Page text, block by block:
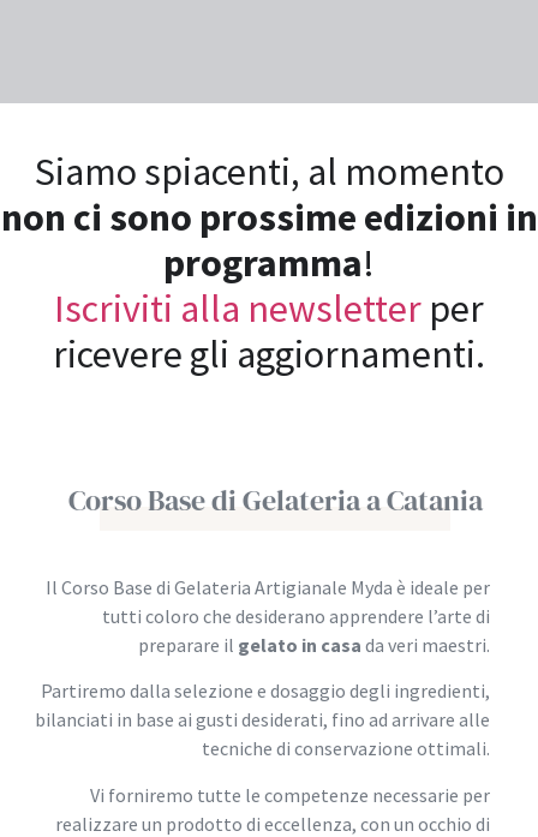
Siamo spiacenti, al momento
non ci sono prossime edizioni in
programma!
Iscriviti alla newsletter per
ricevere gli aggiornamenti.
Corso Base di Gelateria a Catania
Il Corso Base di Gelateria Artigianale Myda è ideale per
tutti coloro che desiderano apprendere l’arte di
preparare il gelato in casa da veri maestri.
Partiremo dalla selezione e dosaggio degli ingredienti,
bilanciati in base ai gusti desiderati, fino ad arrivare alle
tecniche di conservazione ottimali.
Vi forniremo tutte le competenze necessarie per
realizzare un prodotto di eccellenza, con un occhio di